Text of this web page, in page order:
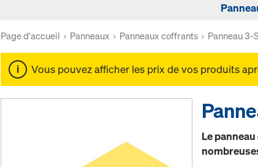
Page d'accueil Panneaux Panneaux coffrants Panneau 3-
Vous pouvez afficher les prix de vos produits
Le